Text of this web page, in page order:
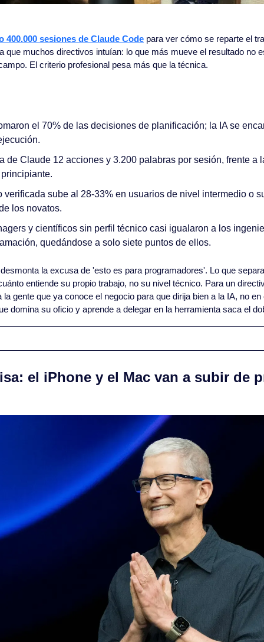
400.000 sesiones de Claude Code para ver cómo se reparte el
que muchos directivos intuían: lo que más mueve el resultado no
El criterio profesional pesa más que la técnica.
el 70% de las decisiones de planificación; la IA se
de Claude 12 acciones y 3.200 palabras por sesión, frente a
verificada sube al 28-33% en usuarios de nivel intermedio o
los novatos.
y científicos sin perfil técnico casi igualaron a los
quedándose a solo siete puntos de ellos.
la excusa de 'esto es para programadores'. Lo que
entiende su propio trabajo, no su nivel técnico. Para un
gente que ya conoce el negocio para que dirija bien a la IA, no
domina su oficio y aprende a delegar en la herramienta saca el
el iPhone y el Mac van a subir de